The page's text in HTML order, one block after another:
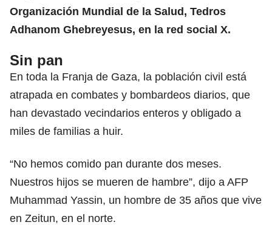
Organización Mundial de la Salud, Tedros
Adhanom Ghebreyesus, en la red social X.
Sin pan
En toda la Franja de Gaza, la población civil está
atrapada en combates y bombardeos diarios, que
han devastado vecindarios enteros y obligado a
miles de familias a huir.
“No hemos comido pan durante dos meses.
Nuestros hijos se mueren de hambre”, dijo a AFP
Muhammad Yassin, un hombre de 35 años que vive
en Zeitun, en el norte.